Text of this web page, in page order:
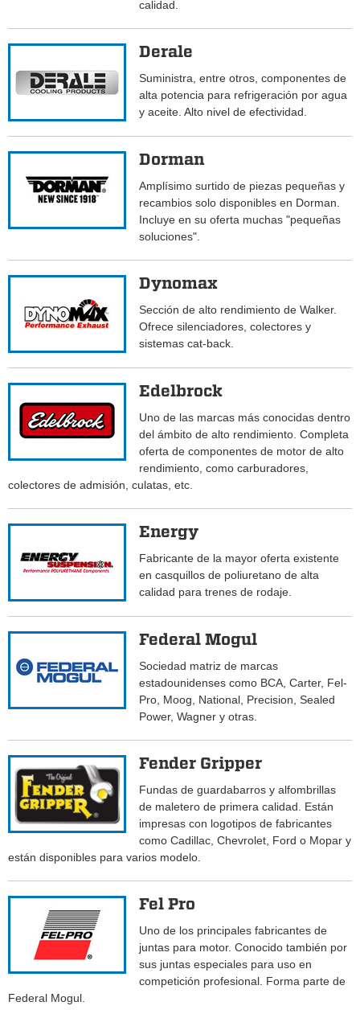
calidad.
Derale
Suministra, entre otros, componentes de
alta potencia para refrigeración por agua
y aceite. Alto nivel de efectividad.
Dorman
Amplísimo surtido de piezas pequeñas y
recambios solo disponibles en Dorman.
Incluye en su oferta muchas "pequeñas
soluciones".
Dynomax
Sección de alto rendimiento de Walker.
Ofrece silenciadores, colectores y
sistemas cat-back.
Edelbrock
Uno de las marcas más conocidas dentro
del ámbito de alto rendimiento. Completa
oferta de componentes de motor de alto
rendimiento, como carburadores,
colectores de admisión, culatas, etc.
Energy
Fabricante de la mayor oferta existente
en casquillos de poliuretano de alta
calidad para trenes de rodaje.
Federal Mogul
Sociedad matriz de marcas
estadounidenses como BCA, Carter, Fel-
Pro, Moog, National, Precision, Sealed
Power, Wagner y otras.
Fender Gripper
Fundas de guardabarros y alfombrillas
de maletero de primera calidad. Están
impresas con logotipos de fabricantes
como Cadillac, Chevrolet, Ford o Mopar y
están disponibles para varios modelo.
Fel Pro
Uno de los principales fabricantes de
juntas para motor. Conocido también por
sus juntas especiales para uso en
competición profesional. Forma parte de
Federal Mogul.